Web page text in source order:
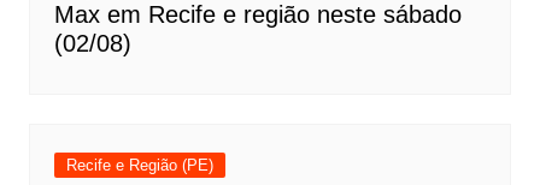
Max em Recife e região neste sábado
(02/08)
Recife e Região (PE)